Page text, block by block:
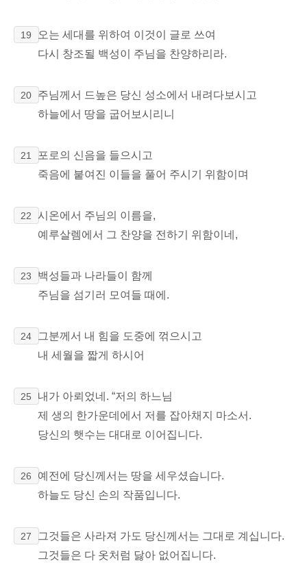
19
오는 세대를 위하여 이것이 글로 쓰여
다시 창조될 백성이 주님을 찬양하리라.
20
주님께서 드높은 당신 성소에서 내려다보시고
하늘에서 땅을 굽어보시리니
21
포로의 신음을 들으시고
죽음에 붙여진 이들을 풀어 주시기 위함이며
22
시온에서 주님의 이름을,
예루살렘에서 그 찬양을 전하기 위함이네,
23
백성들과 나라들이 함께
주님을 섬기러 모여들 때에.
24
그분께서 내 힘을 도중에 꺾으시고
내 세월을 짧게 하시어
25
내가 아뢰었네. “저의 하느님
제 생의 한가운데에서 저를 잡아채지 마소서.
당신의 햇수는 대대로 이어집니다.
26
예전에 당신께서는 땅을 세우셨습니다.
하늘도 당신 손의 작품입니다.
27
그것들은 사라져 가도 당신께서는 그대로 계십니다.
그것들은 다 옷처럼 닳아 없어집니다.